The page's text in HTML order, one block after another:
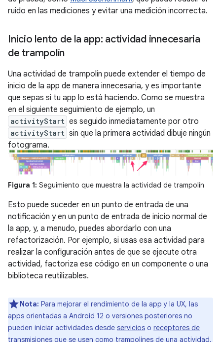
ruido en las mediciones y evitar una medición incorrecta.
Inicio lento de la app: actividad innecesaria
de trampolín
Una actividad de trampolín puede extender el tiempo de
inicio de la app de manera innecesaria, y es importante
que sepas si tu app lo está haciendo. Como se muestra
en el siguiente seguimiento de ejemplo, un
activityStart es seguido inmediatamente por otro
activityStart sin que la primera actividad dibuje ningún
fotograma.
Figura 1: Seguimiento que muestra la actividad de trampolín
Esto puede suceder en un punto de entrada de una
notificación y en un punto de entrada de inicio normal de
la app, y, a menudo, puedes abordarlo con una
refactorización. Por ejemplo, si usas esa actividad para
realizar la configuración antes de que se ejecute otra
actividad, factoriza ese código en un componente o una
biblioteca reutilizables.
Nota: Para mejorar el rendimiento de la app y la UX, las
apps orientadas a Android 12 o versiones posteriores no
pueden iniciar actividades desde servicios o receptores de
transmisiones que se usen como trampolines de una actividad.